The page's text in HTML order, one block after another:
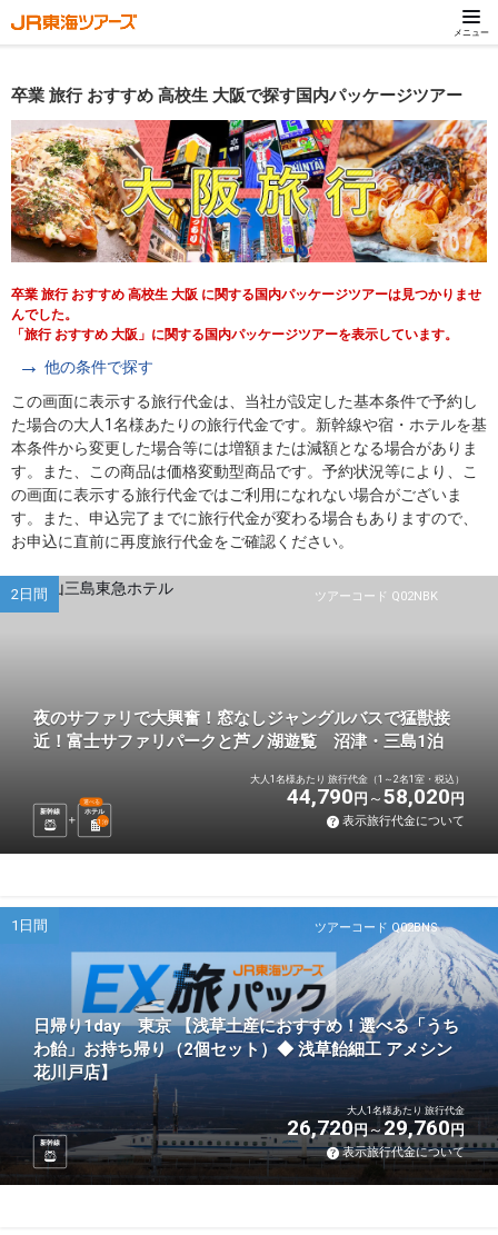
メニュー
卒業 旅行 おすすめ 高校生 大阪で探す国内パッケージツアー
卒業 旅行 おすすめ 高校生 大阪 に関する国内パッケージツアーは見つかりませ
んでした。
「旅行 おすすめ 大阪」に関する国内パッケージツアーを表示しています。
他の条件で探す
この画面に表示する旅行代金は、当社が設定した基本条件で予約し
た場合の大人1名様あたりの旅行代金です。新幹線や宿・ホテルを基
本条件から変更した場合等には増額または減額となる場合がありま
す。また、この商品は価格変動型商品です。予約状況等により、こ
の画面に表示する旅行代金ではご利用になれない場合がございま
す。また、申込完了までに旅行代金が変わる場合もありますので、
お申込に直前に再度旅行代金をご確認ください。
ツアーコード Q02NBK
2日間
夜のサファリで大興奮！窓なしジャングルバスで猛獣接
近！富士サファリパークと芦ノ湖遊覧 沼津・三島1泊
新幹線 ホテル
選べる
1 泊
大人1名様あたり 旅行代金（1～2名1室・税込）
44,790 円 58,020 円
表示旅行代金について
ツアーコード Q02BNS
1日間
日帰り1day 東京 【浅草土産におすすめ！選べる「うち
わ飴」お持ち帰り（2個セット）◆ 浅草飴細工 アメシン
花川戸店】
新幹線
大人1名様あたり 旅行代金
26,720円 29,760円
表示旅行代金について